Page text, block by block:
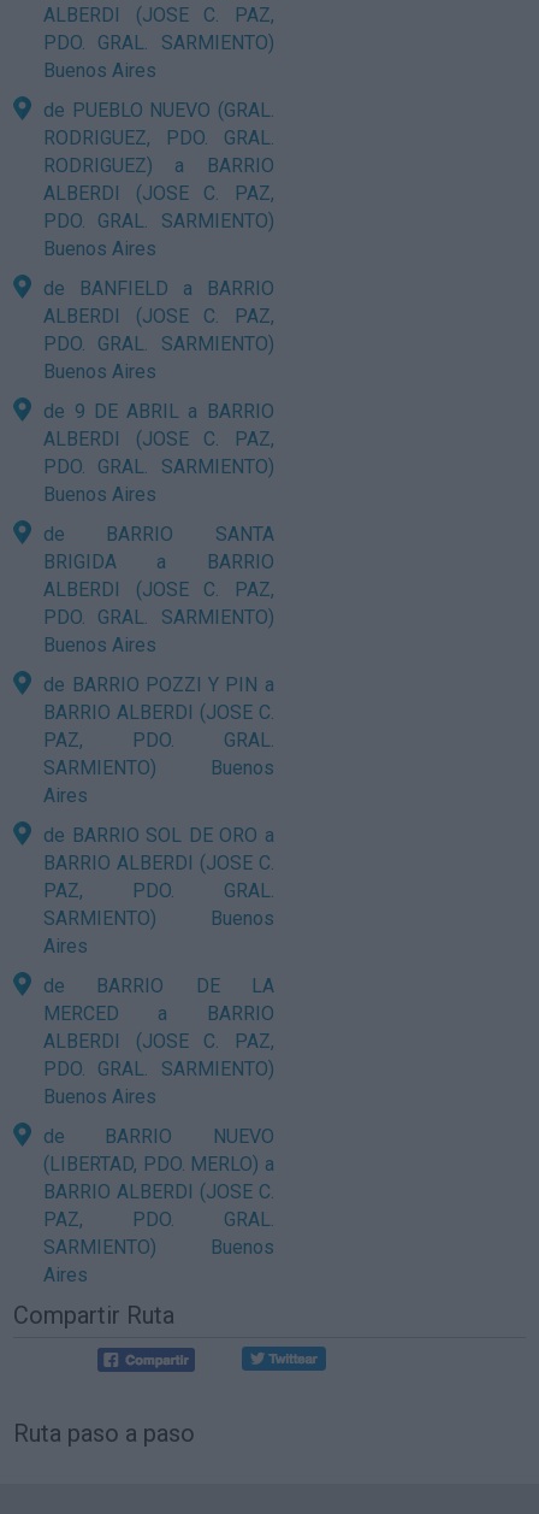
ALBERDI (JOSE C. PAZ,
PDO. GRAL. SARMIENTO)
Buenos Aires
de PUEBLO NUEVO (GRAL.
RODRIGUEZ, PDO. GRAL.
RODRIGUEZ) a BARRIO
ALBERDI (JOSE C. PAZ,
PDO. GRAL. SARMIENTO)
Buenos Aires
de BANFIELD a BARRIO
ALBERDI (JOSE C. PAZ,
PDO. GRAL. SARMIENTO)
Buenos Aires
de 9 DE ABRIL a BARRIO
ALBERDI (JOSE C. PAZ,
PDO. GRAL. SARMIENTO)
Buenos Aires
de BARRIO SANTA
BRIGIDA a BARRIO
ALBERDI (JOSE C. PAZ,
PDO. GRAL. SARMIENTO)
Buenos Aires
de BARRIO POZZI Y PIN a
BARRIO ALBERDI (JOSE C.
PAZ, PDO. GRAL.
SARMIENTO) Buenos
Aires
de BARRIO SOL DE ORO a
BARRIO ALBERDI (JOSE C.
PAZ, PDO. GRAL.
SARMIENTO) Buenos
Aires
de BARRIO DE LA
MERCED a BARRIO
ALBERDI (JOSE C. PAZ,
PDO. GRAL. SARMIENTO)
Buenos Aires
de BARRIO NUEVO
(LIBERTAD, PDO. MERLO) a
BARRIO ALBERDI (JOSE C.
PAZ, PDO. GRAL.
SARMIENTO) Buenos
Aires
Compartir Ruta
Ruta paso a paso